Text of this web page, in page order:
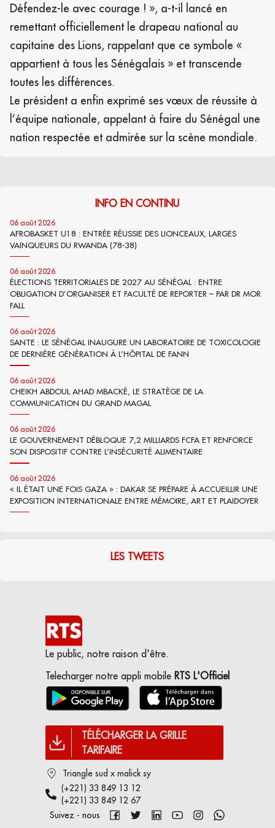
Défendez-le avec courage ! », a-t-il lancé en
remettant officiellement le drapeau national au
capitaine des Lions, rappelant que ce symbole «
appartient à tous les Sénégalais » et transcende
toutes les différences.
Le président a enfin exprimé ses vœux de réussite à
l’équipe nationale, appelant à faire du Sénégal une
nation respectée et admirée sur la scène mondiale.
INFO EN CONTINU
06 août 2026
AFROBASKET U18 : ENTRÉE RÉUSSIE DES LIONCEAUX, LARGES
VAINQUEURS DU RWANDA (78-38)
06 août 2026
ÉLECTIONS TERRITORIALES DE 2027 AU SÉNÉGAL : ENTRE
OBLIGATION D’ORGANISER ET FACULTÉ DE REPORTER – PAR DR MOR
FALL
06 août 2026
SANTE : LE SÉNÉGAL INAUGURE UN LABORATOIRE DE TOXICOLOGIE
DE DERNIÈRE GÉNÉRATION À L’HÔPITAL DE FANN
06 août 2026
CHEIKH ABDOUL AHAD MBACKÉ, LE STRATÈGE DE LA
COMMUNICATION DU GRAND MAGAL
06 août 2026
LE GOUVERNEMENT DÉBLOQUE 7,2 MILLIARDS FCFA ET RENFORCE
SON DISPOSITIF CONTRE L’INSÉCURITÉ ALIMENTAIRE
06 août 2026
« IL ÉTAIT UNE FOIS GAZA » : DAKAR SE PRÉPARE À ACCUEILLIR UNE
EXPOSITION INTERNATIONALE ENTRE MÉMOIRE, ART ET PLAIDOYER
LES TWEETS
Le public, notre raison d'être.
Telecharger notre appli mobile RTS L'Officiel
TÉLÉCHARGER LA GRILLE
TARIFAIRE
Triangle sud x malick sy
(+221) 33 849 13 12
(+221) 33 849 12 67
Suivez - nous